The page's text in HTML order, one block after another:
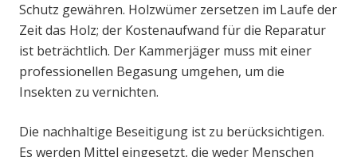
Schutz gewähren. Holzwümer zersetzen im Laufe der
Zeit das Holz; der Kostenaufwand für die Reparatur
ist beträchtlich. Der Kammerjäger muss mit einer
professionellen Begasung umgehen, um die
Insekten zu vernichten.
Die nachhaltige Beseitigung ist zu berücksichtigen.
Es werden Mittel eingesetzt, die weder Menschen